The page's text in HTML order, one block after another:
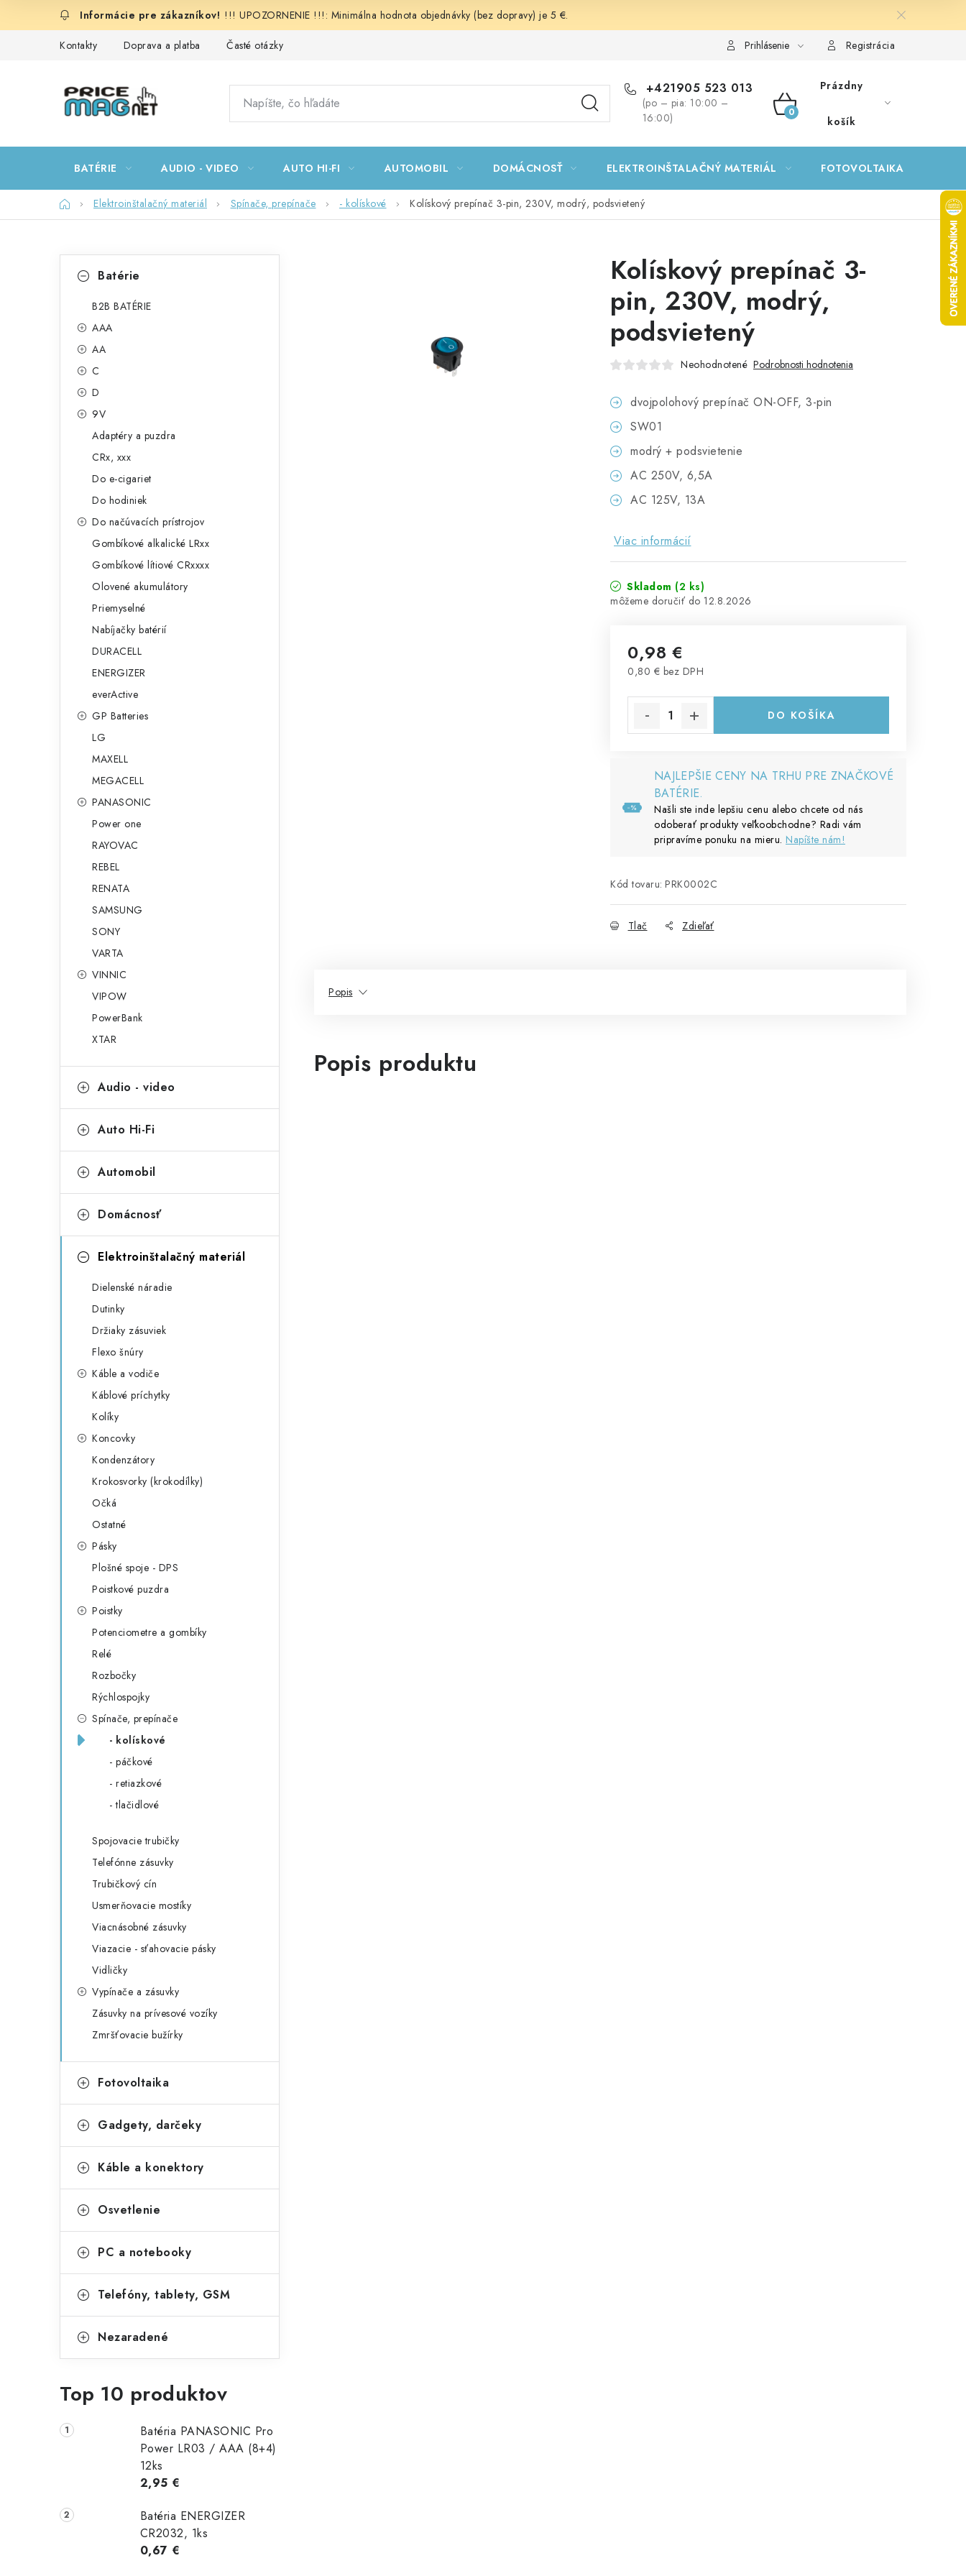
!!! UPOZORNENIE !!!: Minimálna hodnota objednávky (bez dopravy) je 5 €.
Kontakty Doprava a platba Časté otázky Prihlásenie Registrácia
+421905 523 013
(po – pia: 10:00 –
16:00)
NÁKUPNÝ
Prázdny
košík
BATÉRIE AUDIO - VIDEO AUTO HI-FI AUTOMOBIL DOMÁCNOSŤ ELEKTROINŠTALAČNÝ MATERIÁL FOTOVOLTAIKA
DomovElektroinštalačný materiál Spínače, prepínače - kolískové Kolískový prepínač 3-pin, 230V, modrý, podsvietený
kategórieBatérie
B2B BATÉRIE
AAA
AA
C
D
9V
Adaptéry a puzdra
CRx, xxx
Do e-cigariet
Do hodiniek
Do načúvacích prístrojov
Gombíkové alkalické LRxx
Gombíkové lítiové CRxxxx
Olovené akumulátory
Priemyselné
Nabíjačky batérií
DURACELL
ENERGIZER
everActive
GP Batteries
LG
MAXELL
MEGACELL
PANASONIC
Power one
RAYOVAC
REBEL
RENATA
SAMSUNG
SONY
VARTA
VINNIC
VIPOW
PowerBank
XTAR
Audio - video
Auto Hi-Fi
Automobil
Domácnosť
Elektroinštalačný materiál
Dielenské náradie
Dutinky
Držiaky zásuviek
Flexo šnúry
Káble a vodiče
Káblové príchytky
Kolíky
Koncovky
Kondenzátory
Krokosvorky (krokodílky)
Očká
Ostatné
Pásky
Plošné spoje - DPS
Poistkové puzdra
Poistky
Potenciometre a gombíky
Relé
Rozbočky
Rýchlospojky
Spínače, prepínače
- kolískové
- páčkové
- retiazkové
- tlačidlové
Spojovacie trubičky
Telefónne zásuvky
Trubičkový cín
Usmerňovacie mostíky
Viacnásobné zásuvky
Viazacie - sťahovacie pásky
Vidličky
Vypínače a zásuvky
Zásuvky na prívesové vozíky
Zmršťovacie bužírky
Fotovoltaika
Gadgety, darčeky
Káble a konektory
Osvetlenie
PC a notebooky
Telefóny, tablety, GSM
Nezaradené
Top 10 produktov
Batéria PANASONIC Pro
Power LR03 / AAA (8+4)
12ks
2,95 €
Batéria ENERGIZER
CR2032, 1ks
0,67 €
Kolískový prepínač 3-
pin, 230V, modrý,
podsvietený
Neohodnotené Podrobnosti hodnotenia
dvojpolohový prepínač ON-OFF, 3-pin
SW01
modrý + podsvietenie
AC 250V, 6,5A
AC 125V, 13A
Viac informácií
Skladom (2 ks)
12.8.2026
0,98 €
0,80 € bez DPH
DO KOŠÍKA
NAJLEPŠIE CENY NA TRHU PRE ZNAČKOVÉ
BATÉRIE.
Našli ste inde lepšiu cenu alebo chcete od nás
odoberať produkty veľkoobchodne? Radi vám
pripravíme ponuku na mieru. Napíšte nám!
Kód tovaru: PRK0002C
Tlač Zdieľať
Popis
Popis produktu